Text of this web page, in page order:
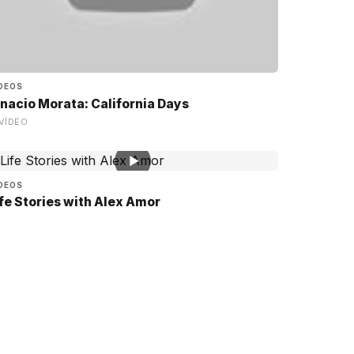
Morata: California Days
▶
Stories with Alex Amor